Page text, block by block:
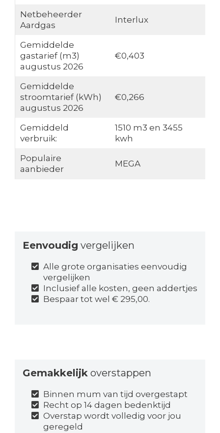
Netbeheerder
Aardgas
Interlux
Gemiddelde
gastarief (m3)
augustus 2026
€0,403
Gemiddelde
stroomtarief (kWh)
augustus 2026
€0,266
Gemiddeld
verbruik:
1510 m3 en 3455
kwh
Populaire
aanbieder
MEGA
Eenvoudig vergelijken
Alle grote organisaties eenvoudig
vergelijken
Inclusief alle kosten, geen addertjes
Bespaar tot wel € 295,00.
Gemakkelijkoverstappen
Binnen mum van tijd overgestapt
Recht op 14 dagen bedenktijd
Overstap wordt volledig voor jou
geregeld